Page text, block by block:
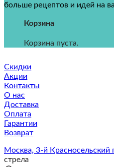
Корзина
Корзина пуста.
больше рецептов и идей на
Скидки
Акции
Контакты
О нас
Доставка
Оплата
Гарантии
Возврат
Москва, 3-й Красносельский
стрела